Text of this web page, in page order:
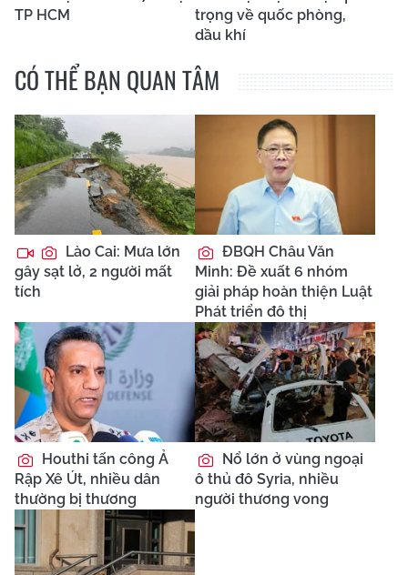
TP HCM
trọng về quốc phòng,
dầu khí
CÓ THỂ BẠN QUAN TÂM
Lào Cai: Mưa lớn
gây sạt lở, 2 người mất
tích
ĐBQH Châu Văn
Minh: Đề xuất 6 nhóm
giải pháp hoàn thiện Luật
Phát triển đô thị
Houthi tấn công Ả
Rập Xê Út, nhiều dân
thường bị thương
Nổ lớn ở vùng ngoại
ô thủ đô Syria, nhiều
người thương vong